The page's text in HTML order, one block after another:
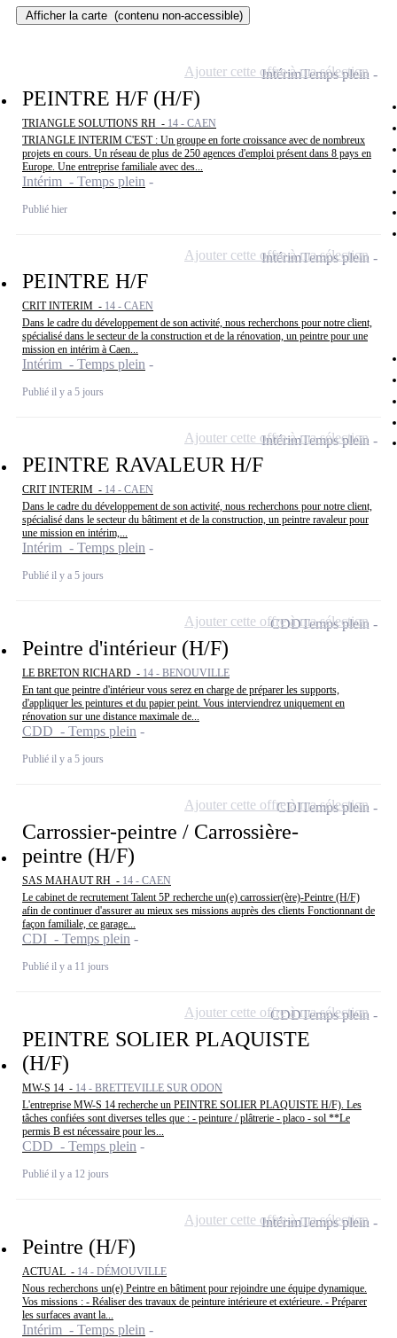
Afficher la carte (contenu non-accessible)
PEINTRE H/F (H/F)
TRIANGLE SOLUTIONS RH - 14 - CAEN
TRIANGLE INTERIM C'EST : Un groupe en forte croissance avec de nombreux
projets en cours. Un réseau de plus de 250 agences d'emploi présent dans 8 pays en
Europe. Une entreprise familiale avec des...
Intérim - Temps plein
Publié hier
IntérimTemps plein
Ajouter cette offre à ma sélection
PEINTRE H/F
CRIT INTERIM - 14 - CAEN
Dans le cadre du développement de son activité, nous recherchons pour notre client,
spécialisé dans le secteur de la construction et de la rénovation, un peintre pour une
mission en intérim à Caen...
Intérim - Temps plein
Publié il y a 5 jours
IntérimTemps plein
Ajouter cette offre à ma sélection
PEINTRE RAVALEUR H/F
CRIT INTERIM - 14 - CAEN
Dans le cadre du développement de son activité, nous recherchons pour notre client,
spécialisé dans le secteur du bâtiment et de la construction, un peintre ravaleur pour
une mission en intérim,...
Intérim - Temps plein
Publié il y a 5 jours
IntérimTemps plein
Ajouter cette offre à ma sélection
Peintre d'intérieur (H/F)
LE BRETON RICHARD - 14 - BENOUVILLE
En tant que peintre d'intérieur vous serez en charge de préparer les supports,
d'appliquer les peintures et du papier peint. Vous interviendrez uniquement en
rénovation sur une distance maximale de...
CDD - Temps plein
Publié il y a 5 jours
CDDTemps plein
Ajouter cette offre à ma sélection
Carrossier-peintre / Carrossière-
peintre (H/F)
SAS MAHAUT RH - 14 - CAEN
Le cabinet de recrutement Talent 5P recherche un(e) carrossier(ère)-Peintre (H/F)
afin de continuer d'assurer au mieux ses missions auprès des clients Fonctionnant de
façon familiale, ce garage...
CDI - Temps plein
Publié il y a 11 jours
CDITemps plein
Ajouter cette offre à ma sélection
PEINTRE SOLIER PLAQUISTE
(H/F)
MW-S 14 - 14 - BRETTEVILLE SUR ODON
L'entreprise MW-S 14 recherche un PEINTRE SOLIER PLAQUISTE H/F). Les
tâches confiées sont diverses telles que : - peinture / plâtrerie - placo - sol **Le
permis B est nécessaire pour les...
CDD - Temps plein
Publié il y a 12 jours
CDDTemps plein
Ajouter cette offre à ma sélection
Peintre (H/F)
ACTUAL - 14 - DÉMOUVILLE
Nous recherchons un(e) Peintre en bâtiment pour rejoindre une équipe dynamique.
Vos missions : - Réaliser des travaux de peinture intérieure et extérieure. - Préparer
les surfaces avant la...
Intérim - Temps plein
IntérimTemps plein
Ajouter cette offre à ma sélection